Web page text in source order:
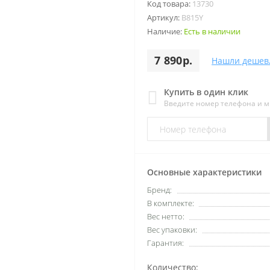
Код товара: 13730
Артикул: B815Y
Наличие: Есть в наличии
7 890р. Нашли
Купить в один клик
Введите номер телефона и
Основные характеристики
Бренд:
В комплекте:
Вес нетто:
Вес упаковки:
Гарантия:
Количество: